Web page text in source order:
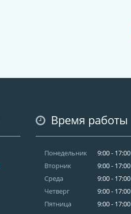
Время работы
Понедельник
Вторник
Среда
Четверг
Пятница
9:00 - 17:00
9:00 - 17:00
9:00 - 17:00
9:00 - 17:00
9:00 - 17:00